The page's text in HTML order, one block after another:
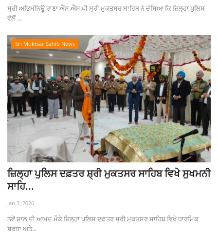
ਸ੍ਰੀ ਅਭਿਮੰਨਿਊ ਰਾਣਾ ਐੱਸ.ਐੱਸ.ਪੀ ਸ੍ਰੀ ਮੁਕਤਸਰ ਸਾਹਿਬ ਨੇ ਦੱਸਿਆ ਕਿ ਜ਼ਿਲ੍ਹਾ ਪੁਲਿਸ
ਵੱਲੋਂ ...
Sri Muktsar Sahib News
ਜ਼ਿਲ੍ਹਾ ਪੁਲਿਸ ਦਫ਼ਤਰ ਸ਼੍ਰੀ ਮੁਕਤਸਰ ਸਾਹਿਬ ਵਿਖੇ ਸੁਖਮਨੀ
ਸਾਹਿ...
Jan 3, 2026
ਨਵੇਂ ਸਾਲ ਦੀ ਆਮਦ ਮੌਕੇ ਜ਼ਿਲ੍ਹਾ ਪੁਲਿਸ ਦਫ਼ਤਰ ਸ੍ਰੀ ਮੁਕਤਸਰ ਸਾਹਿਬ ਵਿਖੇ ਧਾਰਮਿਕ
ਸ਼ਰਧਾ ਅਤੇ...